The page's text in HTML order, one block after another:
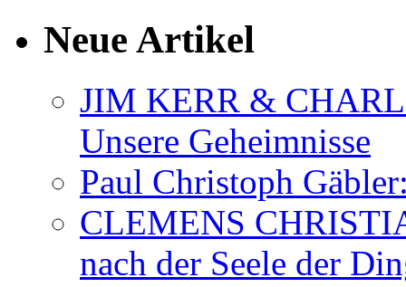
Neue Artikel
JIM KERR &
Unsere Geheimnisse
Paul Christoph
CLEMENS
nach der Seele der